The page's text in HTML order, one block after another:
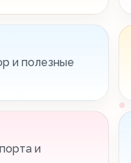
и полезные
и